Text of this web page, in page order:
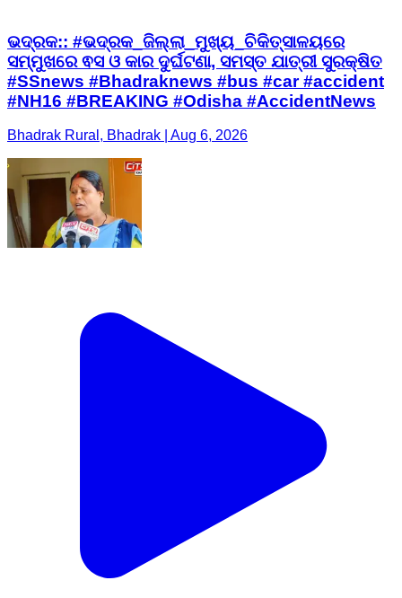
ଭଦ୍ରକ:: #ଭଦ୍ରକ_ଜିଲ୍ଲା_ମୁଖ୍ୟ_ଚିକିତ୍ସାଳୟରେ
ସମ୍ମୁଖରେ ଵସ ଓ କାର ଦୁର୍ଘଟଣା, ସମସ୍ତ ଯାତ୍ରୀ ସୁରକ୍ଷିତ
#SSnews #Bhadraknews #bus #car #accident
#NH16 #BREAKING #Odisha #AccidentNews
Bhadrak Rural, Bhadrak | Aug 6, 2026